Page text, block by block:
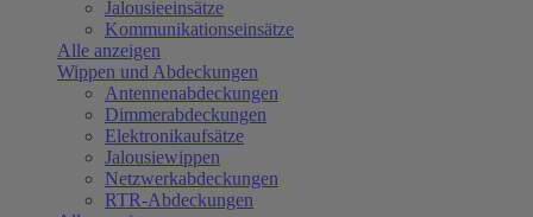
Jalousieeinsätze
Kommunikationseinsätze
Alle anzeigen
Wippen und Abdeckungen
Antennenabdeckungen
Dimmerabdeckungen
Elektronikaufsätze
Jalousiewippen
Netzwerkabdeckungen
RTR-Abdeckungen